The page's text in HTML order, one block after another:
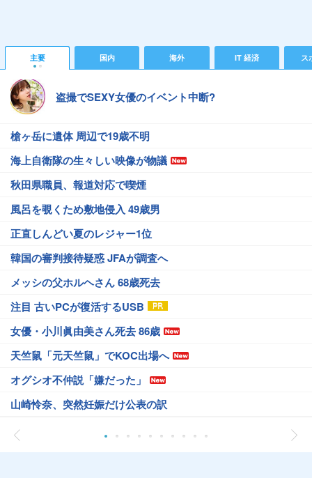
主要 国内 海外 IT 経済 ス
盗撮でSEXY女優のイベント中断?
槍ヶ岳に遺体 周辺で19歳不明
海上自衛隊の生々しい映像が物議
秋田県職員、報道対応で喫煙
風呂を覗くため敷地侵入 49歳男
正直しんどい夏のレジャー1位
韓国の審判接待疑惑 JFAが調査へ
メッシの父ホルヘさん 68歳死去
注目 古いPCが復活するUSB
女優・小川眞由美さん死去 86歳
天竺鼠「元天竺鼠」でKOC出場へ
オグシオ不仲説「嫌だった」
山崎怜奈、突然妊娠だけ公表の訳